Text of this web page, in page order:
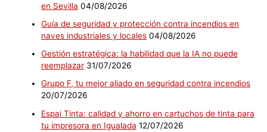
en Sevilla 04/08/2026
Guía de seguridad y protección contra incendios en
naves industriales y locales 04/08/2026
Gestión estratégica: la habilidad que la IA no puede
reemplazar 31/07/2026
Grupo F, tu mejor aliado en seguridad contra incendios
20/07/2026
Espai Tinta: calidad y ahorro en cartuchos de tinta para
tu impresora en Igualada 12/07/2026